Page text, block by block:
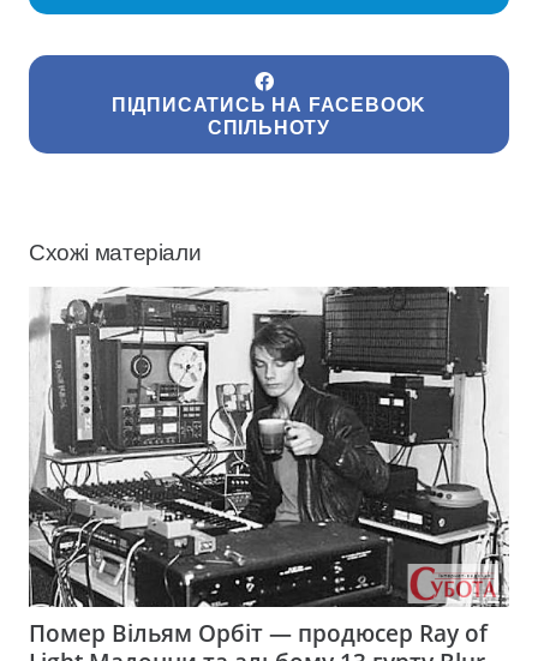
ПІДПИСАТИСЬ НА FACEBOOK
СПІЛЬНОТУ
Схожі матеріали
Помер Вільям Орбіт — продюсер Ray of